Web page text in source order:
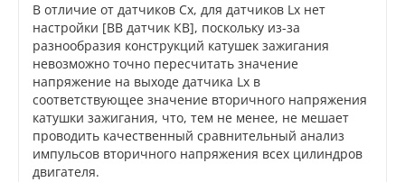
В отличие от датчиков Cx, для датчиков Lx нет
настройки [ВВ датчик КВ], поскольку из-за
разнообразия конструкций катушек зажигания
невозможно точно пересчитать значение
напряжение на выходе датчика Lx в
соответствующее значение вторичного напряжения
катушки зажигания, что, тем не менее, не мешает
проводить качественный сравнительный анализ
импульсов вторичного напряжения всех цилиндров
двигателя.